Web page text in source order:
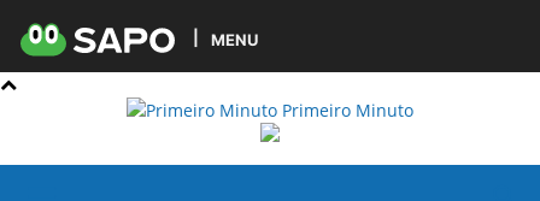
MENU
Primeiro Minuto